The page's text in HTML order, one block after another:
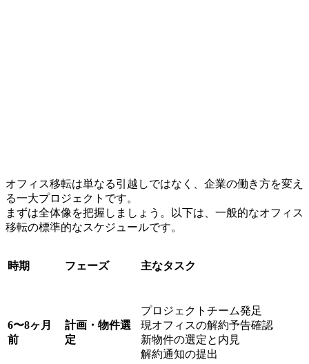
オフィス移転は単なる引越しではなく、企業の働き方を変え
る一大プロジェクトです。
まずは全体像を把握しましょう。以下は、一般的なオフィス
移転の標準的なスケジュールです。
時期 フェーズ 主なタスク
6〜8ヶ月
前
計画・物件選
定
プロジェクトチーム発足
現オフィスの解約予告確認
新物件の選定と内見
解約通知の提出